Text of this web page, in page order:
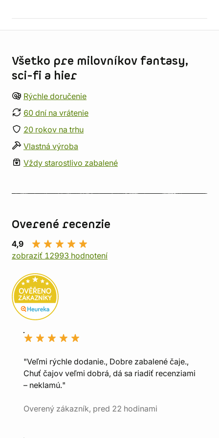
Všetko pre milovníkov fantasy,
sci-fi a hier
Rýchle doručenie
60 dní na vrátenie
20 rokov na trhu
Vlastná výroba
Vždy starostlivo zabalené
Overené recenzie
4,9
zobraziť 12993 hodnotení
"Veľmi rýchle dodanie., Dobre zabalené čaje.,
Chuť čajov veľmi dobrá, dá sa riadiť recenziami
– neklamú."
Overený zákazník, pred 22 hodinami